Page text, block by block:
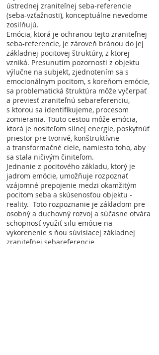
ústrednej zraniteľnej seba-referencie
(seba-vzťažnosti), konceptuálne nevedome
zosilňujú.
Emócia, ktorá je ochranou tejto zraniteľnej
seba-referencie, je zároveň bránou do jej
základnej pocitovej štruktúry, z ktorej
vzniká. Presunutím pozornosti z objektu
výlučne na subjekt, zjednotením sa s
emocionálnym pocitom, s koreňom emócie,
sa problematická štruktúra môže vyčerpať
a previesť zraniteľnú sebareferenciu,
s ktorou sa identifikujeme, procesom
zomierania. Touto cestou môže emócia,
ktorá je nositeľom silnej energie, poskytnúť
priestor pre tvorivé, konštruktívne
a transformačné ciele, namiesto toho, aby
sa stala ničivým činiteľom.
Jednanie z pocitového základu, ktorý je
jadrom emócie, umožňuje rozpoznať
vzájomné prepojenie medzi okamžitým
pocitom seba a skúsenosťou objektu -
reality. Toto rozpoznanie je základom pre
osobný a duchovný rozvoj a súčasne otvára
schopnosť využiť silu emócie na
vykorenenie s ňou súvisiacej základnej
zraniteľnej sebareferencie.